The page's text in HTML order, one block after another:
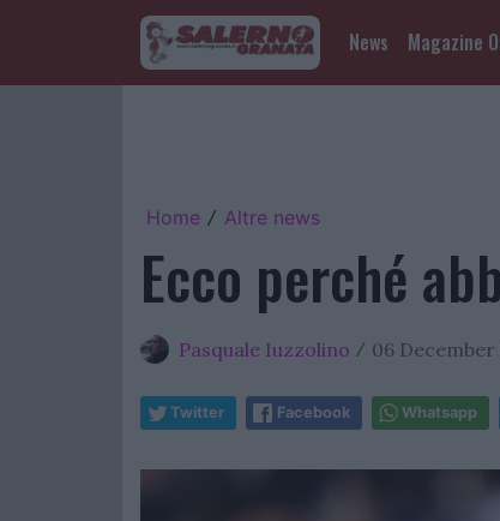
News Magazine
Home / Altre news
Ecco perché
Pasquale Iuzzolino / 06 December
Twitter Facebook Whatsapp